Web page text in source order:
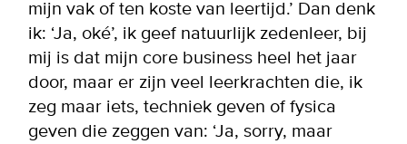
mijn vak of ten koste van leertijd.’ Dan denk
ik: ‘Ja, oké’, ik geef natuurlijk zedenleer, bij
mij is dat mijn core business heel het jaar
door, maar er zijn veel leerkrachten die, ik
zeg maar iets, techniek geven of fysica
geven die zeggen van: ‘Ja, sorry, maar